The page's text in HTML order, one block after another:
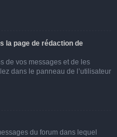
la page de rédaction de
de vos messages et de les
dans le panneau de l’utilisateur
du forum dans lequel